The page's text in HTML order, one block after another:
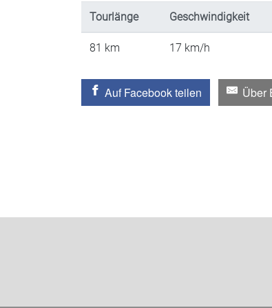
Tourlänge Geschwindigkeit
81 km 17 km/h
Auf Facebook teilen Über